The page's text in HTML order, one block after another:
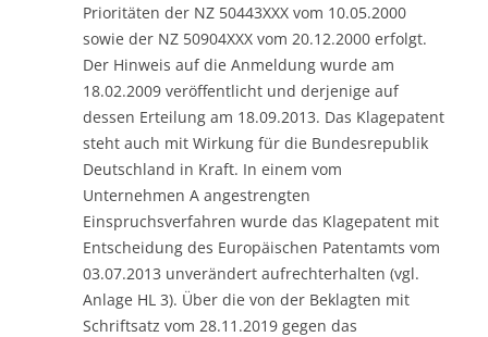
Prioritäten der NZ 50443XXX vom 10.05.2000
sowie der NZ 50904XXX vom 20.12.2000 erfolgt.
Der Hinweis auf die Anmeldung wurde am
18.02.2009 veröffentlicht und derjenige auf
dessen Erteilung am 18.09.2013. Das Klagepatent
steht auch mit Wirkung für die Bundesrepublik
Deutschland in Kraft. In einem vom
Unternehmen A angestrengten
Einspruchsverfahren wurde das Klagepatent mit
Entscheidung des Europäischen Patentamts vom
03.07.2013 unverändert aufrechterhalten (vgl.
Anlage HL 3). Über die von der Beklagten mit
Schriftsatz vom 28.11.2019 gegen das